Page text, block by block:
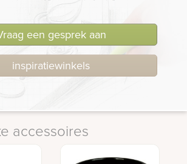
een gesprek aan
inspiratiewinkels
accessoires